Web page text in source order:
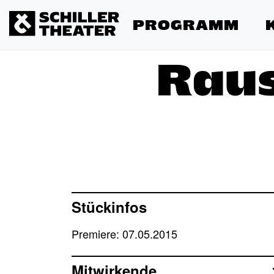
PROGRAMM
Stückinfos
Premiere: 07.05.2015